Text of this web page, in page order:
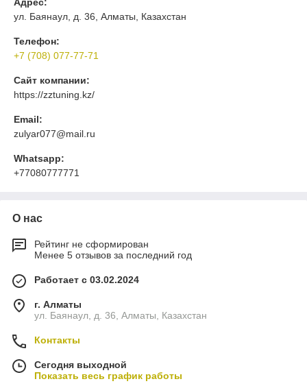
ул. Баянаул, д. 36, Алматы, Казахстан
Телефон:
+7 (708) 077-77-71
Сайт компании:
https://zztuning.kz/
Email:
zulyar077@mail.ru
Whatsapp:
+77080777771
О нас
Рейтинг не сформирован
Менее 5 отзывов за последний год
Работает с 03.02.2024
г. Алматы
ул. Баянаул, д. 36, Алматы, Казахстан
Контакты
Сегодня выходной
Показать весь график работы